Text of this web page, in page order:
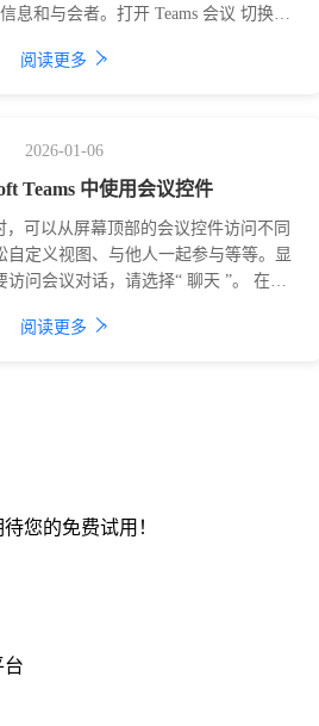
息和与会者。打开 Teams 会议 切换。
阅读更多
›
2026-01-06
Teams 中使用会议控件
，可以从屏幕顶部的会议控件访问不同
自定义视图、与他人一起参与等等。显
问会议对话，请选择“ 聊天 ”。 在此
阅读更多
›
您的免费试用！
台